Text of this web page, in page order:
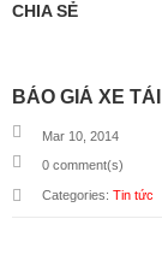
CHIA SẺ
BÁO GIÁ XE
Mar 10, 2014
0 comment(s)
Categories: Tin tức